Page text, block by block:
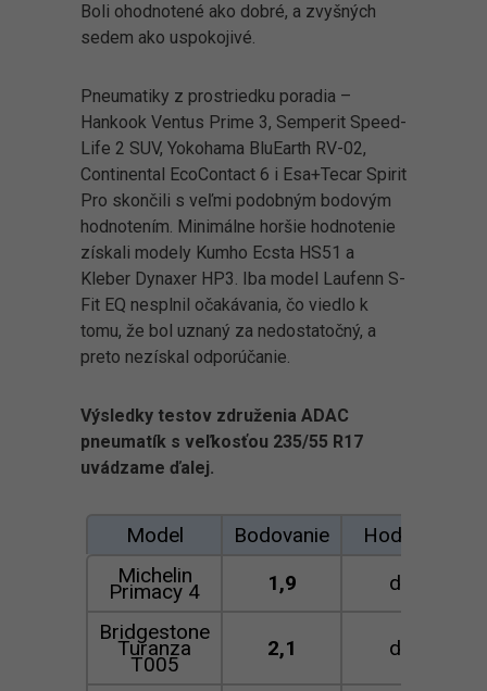
Boli ohodnotené ako dobré, a zvyšných
sedem ako uspokojivé.
Pneumatiky z prostriedku poradia –
Hankook Ventus Prime 3, Semperit Speed-
Life 2 SUV, Yokohama BluEarth RV-02,
Continental EcoContact 6 i Esa+Tecar Spirit
Pro skončili s veľmi podobným bodovým
hodnotením. Minimálne horšie hodnotenie
získali modely Kumho Ecsta HS51 a
Kleber Dynaxer HP3. Iba model Laufenn S-
Fit EQ nesplnil očakávania, čo viedlo k
tomu, že bol uznaný za nedostatočný, a
preto nezískal odporúčanie.
Výsledky testov združenia ADAC
pneumatík s veľkosťou 235/55 R17
uvádzame ďalej.
Model Bodovanie
Hodnotenie
Michelin
Primacy 4 1,9
dobrá
Bridgestone
Turanza
T005
2,1 dobrá